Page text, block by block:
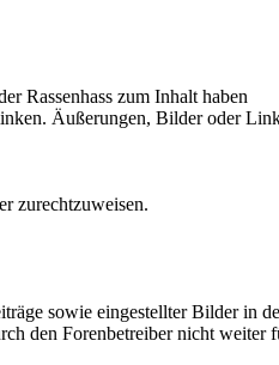
Rassenhass zum Inhalt haben
Äußerungen, Bilder oder
zurechtzuweisen.
sowie eingestellter Bilder in
den Forenbetreiber nicht weiter